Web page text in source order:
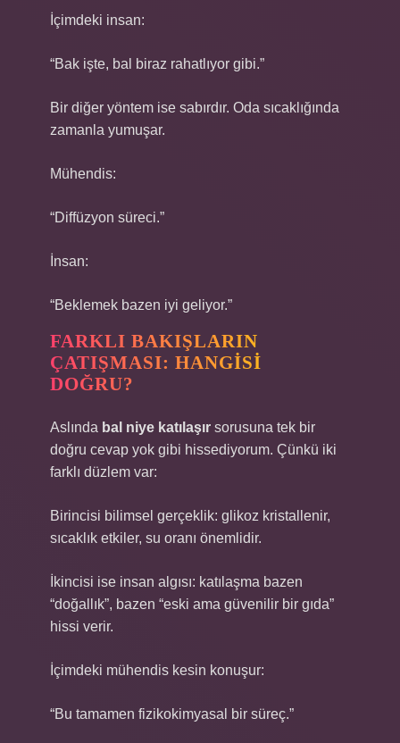
İçimdeki insan:
“Bak işte, bal biraz rahatlıyor gibi.”
Bir diğer yöntem ise sabırdır. Oda sıcaklığında
zamanla yumuşar.
Mühendis:
“Diffüzyon süreci.”
İnsan:
“Beklemek bazen iyi geliyor.”
FARKLI BAKIŞLARIN
ÇATIŞMASI: HANGISI
DOĞRU?
Aslında bal niye katılaşır sorusuna tek bir
doğru cevap yok gibi hissediyorum. Çünkü iki
farklı düzlem var:
Birincisi bilimsel gerçeklik: glikoz kristallenir,
sıcaklık etkiler, su oranı önemlidir.
İkincisi ise insan algısı: katılaşma bazen
“doğallık”, bazen “eski ama güvenilir bir gıda”
hissi verir.
İçimdeki mühendis kesin konuşur:
“Bu tamamen fizikokimyasal bir süreç.”